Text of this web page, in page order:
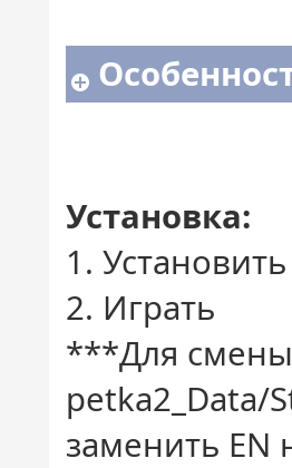
Установка:
1. Установить
2. Играть
***Для смены
petka2_Data/
заменить EN